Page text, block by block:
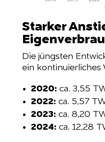
Starker
Die jüngsten
ein kontinuierliches
2020:ca. 3,55
2022:ca. 5,57
2023:ca. 8,20
2024:ca. 12,28